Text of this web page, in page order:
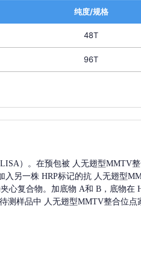
纯度/规格
48T
96T
）。在预包被 人无翅型MMTV
入另一株 HRP标记的抗 人无翅型
心复合物。加底物 A和 B，底物在
测样品中 人无翅型MMTV整合位点